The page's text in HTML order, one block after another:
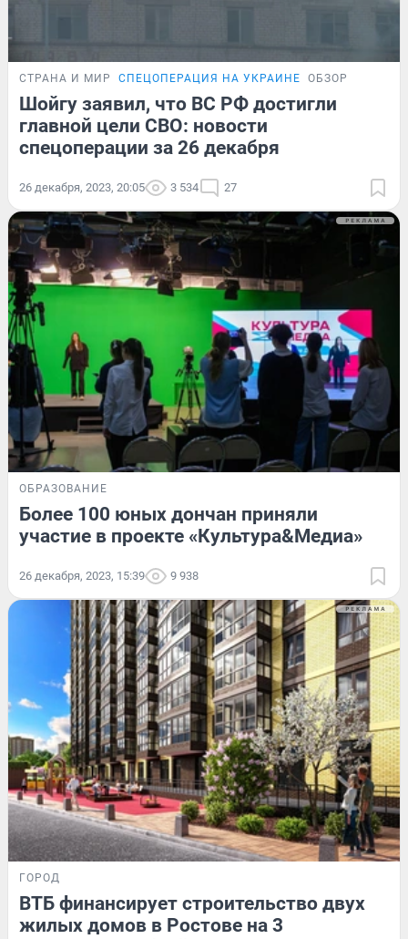
СТРАНА И МИР СПЕЦОПЕРАЦИЯ НА УКРАИНЕ ОБЗОР
Шойгу заявил, что ВС РФ достигли
главной цели СВО: новости
спецоперации за 26 декабря
26 декабря, 2023, 20:05 3 534 27
ОБРАЗОВАНИЕ
Более 100 юных дончан приняли
участие в проекте «Культура&Медиа»
26 декабря, 2023, 15:39 9 938
ГОРОД
ВТБ финансирует строительство двух
жилых домов в Ростове на 3